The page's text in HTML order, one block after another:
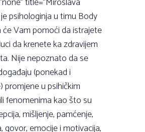
psihologinja u timu Body
će Vam pomoći da istrajete
da krenete ka zdravijem
Nije nepoznato da se
(ponekad i
promjene u psihičkim
fenomenima kao što su
mišljenje, pamćenje,
govor, emocije i motivacija,